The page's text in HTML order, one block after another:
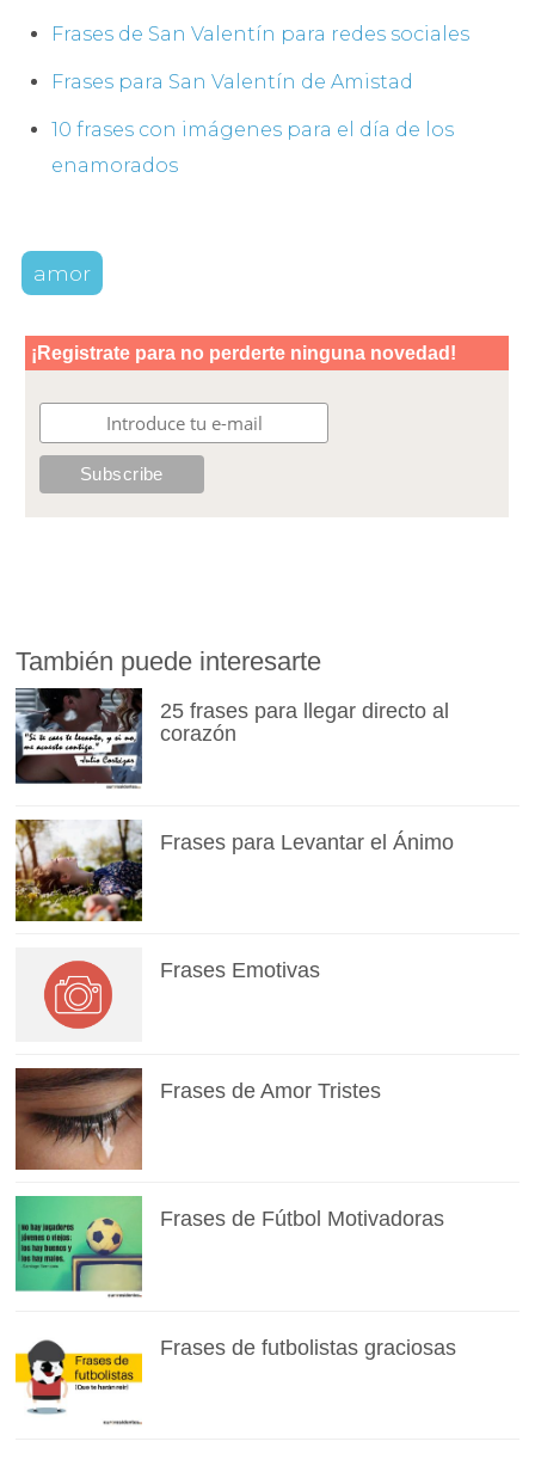
Frases de San Valentín para redes sociales
Frases para San Valentín de Amistad
10 frases con imágenes para el día de los
enamorados
amor
También puede interesarte
25 frases para llegar directo al
corazón
Frases para Levantar el Ánimo
Frases Emotivas
Frases de Amor Tristes
Frases de Fútbol Motivadoras
Frases de futbolistas graciosas